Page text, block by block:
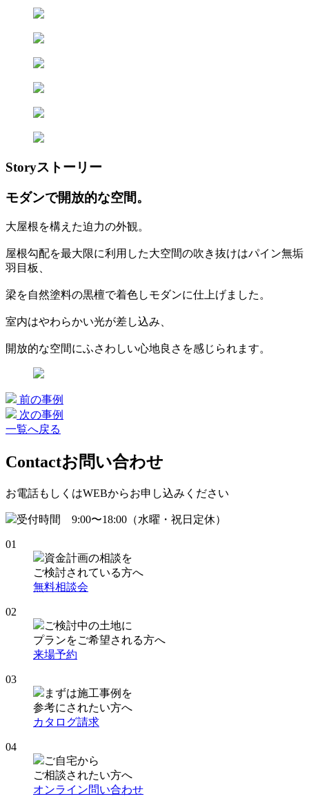
Storyストーリー
モダンで開放的な空間。
大屋根を構えた迫力の外観。
屋根勾配を最大限に利用した大空間の吹き抜けはパイン無垢
羽目板、
梁を自然塗料の黒檀で着色しモダンに仕上げました。
室内はやわらかい光が差し込み、
開放的な空間にふさわしい心地良さを感じられます。
前の事例
次の事例
一覧へ戻る
Contactお問い合わせ
お電話もしくはWEBからお申し込みください
受付時間 9:00〜18:00（水曜・祝日定休）
01
資金計画の相談を
ご検討されている方へ
無料相談会
02
ご検討中の土地に
プランをご希望される方へ
来場予約
03
まずは施工事例を
参考にされたい方へ
カタログ請求
04
ご自宅から
ご相談されたい方へ
オンライン問い合わせ